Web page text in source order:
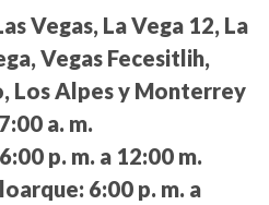
Vegas, La Vega 12, La
Vegas Fecesitlih,
Los Alpes y Monterrey
a. m.
6:00 p. m. a 12:00 m.
6:00 p. m. a